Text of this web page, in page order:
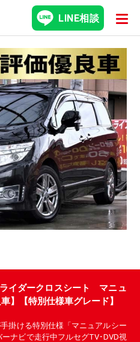
LINE相談
イダークロスシート マニュ
】【特別仕様車グレード】
掛ける特別仕様「マニュアルシー
ナビで走行中フルセグTV･DVD視